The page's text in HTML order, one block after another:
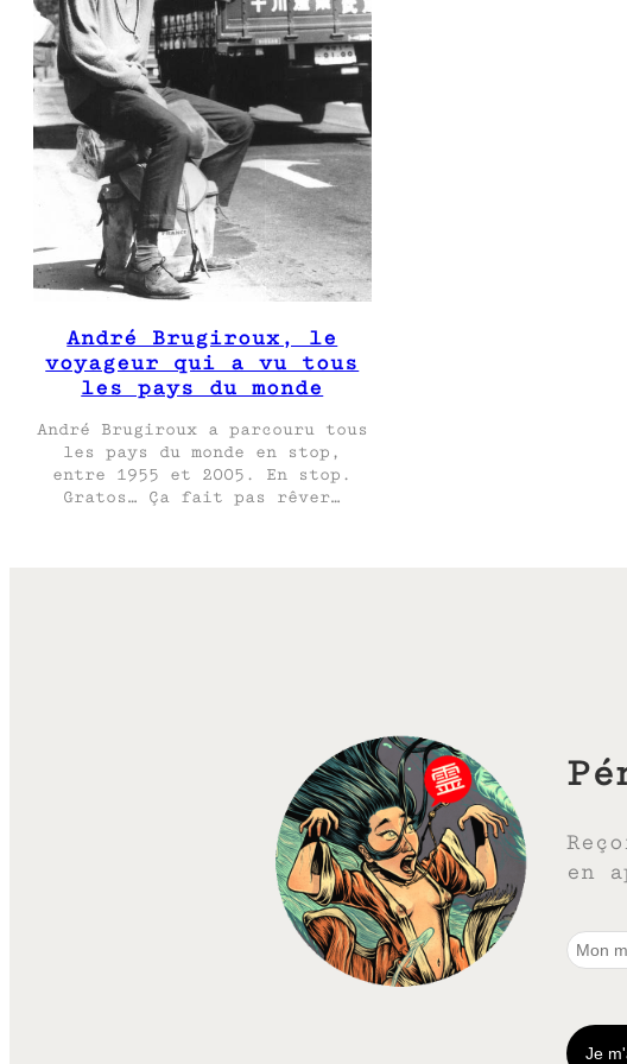
André Brugiroux, le
voyageur qui a vu tous
les pays du monde
André Brugiroux a parcouru tous
les pays du monde en stop,
entre 1955 et 2005. En stop.
Gratos… Ça fait pas rêver…
en